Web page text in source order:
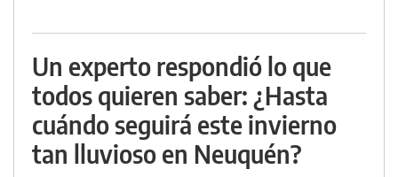
Un experto respondió lo que
todos quieren saber: ¿Hasta
cuándo seguirá este invierno
tan lluvioso en Neuquén?